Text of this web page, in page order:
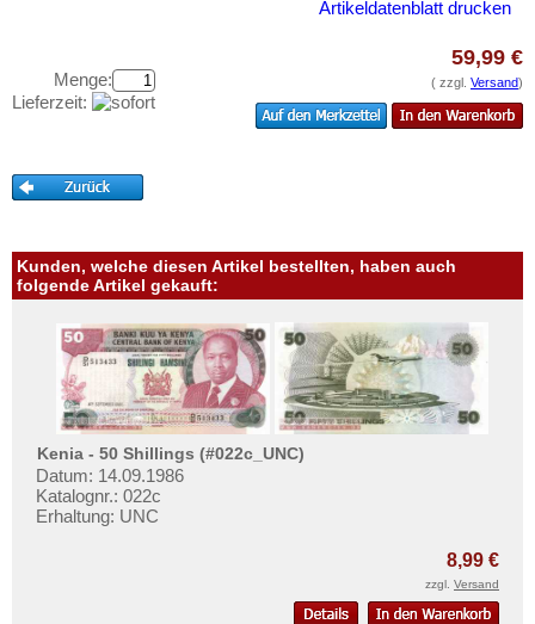
Malaya
Malaya & Britisch Borneo
Malediven
Myanmar
Nagorny Karabach
Nepal
Niederländisch Indien
Nordkorea
Oman
Pakistan
Philippinen
Kataloge
Kontakt
Informationen
Preislisten
Ankauf
Erhaltungsgrade
Gratisbanknoten
FAQ
Artikeldatenblatt drucken
Menge:
Lieferzeit:
59,99 €
( zzgl. Versand)
Kunden, welche diesen Artikel bestellten, haben auch
folgende Artikel gekauft:
Kenia - 50 Shillings (#022c_UNC)
Datum: 14.09.1986
Katalognr.: 022c
Erhaltung: UNC
8,99 €
zzgl. Versand